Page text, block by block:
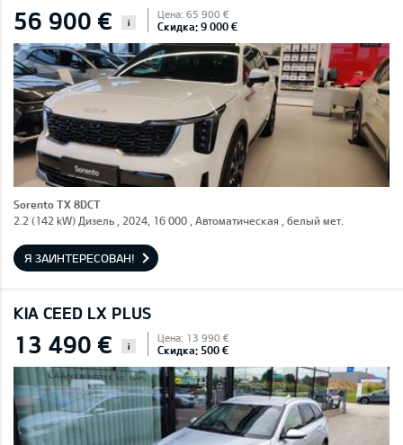
56 900 € i
Цена: 65 900 €
Скидка: 9 000 €
Sorento TX 8DCT
2.2 (142 kW) Дизель , 2024, 16 000 , Автоматическая , белый мет.
Я ЗАИНТЕРЕСОВАН!
KIA CEED LX PLUS
13 490 € i
Цена: 13 990 €
Скидка: 500 €